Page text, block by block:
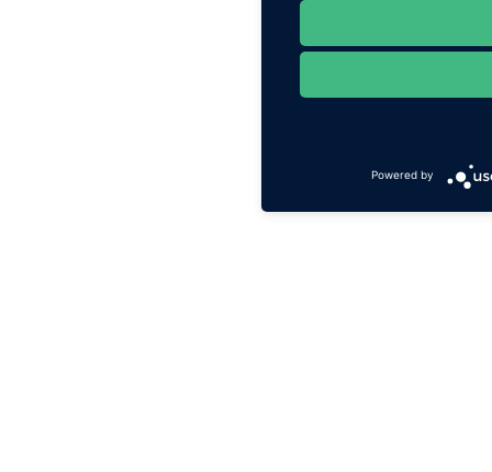
Powered by